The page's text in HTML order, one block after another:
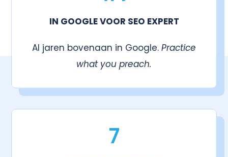
IN GOOGLE VOOR SEO EXPERT
Al jaren bovenaan in Google. Practice
what you preach.
7